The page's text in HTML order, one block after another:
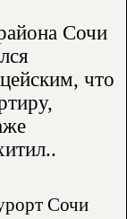
Сочи
что
Сочи